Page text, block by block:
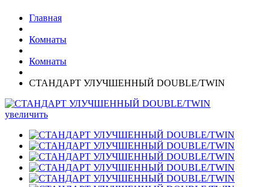
Главная
Комнаты
Комнаты
СТАНДАРТ УЛУЧШЕННЫЙ DOUBLE/TWIN
увеличить